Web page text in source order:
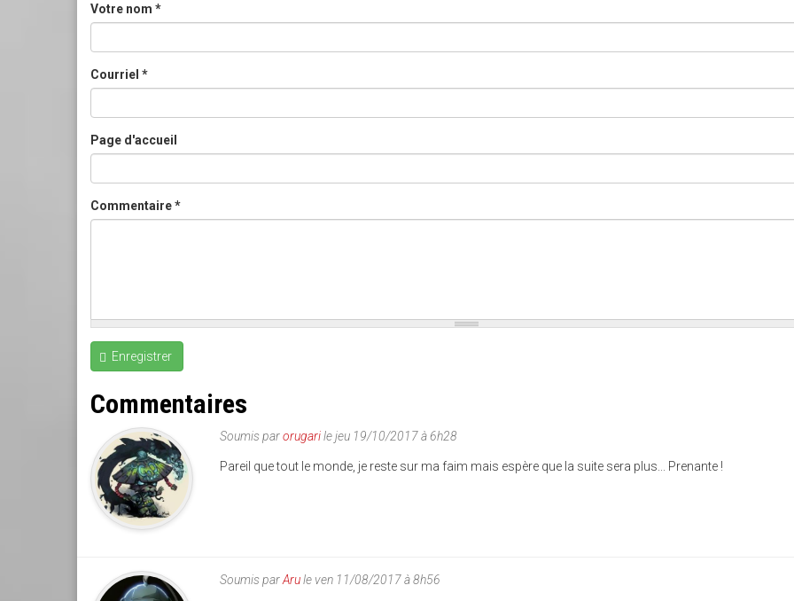
Votre nom *
Courriel *
Page d'accueil
Commentaire*
Enregistrer
Commentaires
Soumis parorugarile jeu 19/10/2017 à 6h28
Pareil que tout le monde, je reste sur ma faim mais espère que la suite sera plus... Prenante !
Soumis parArule ven 11/08/2017 à 8h56